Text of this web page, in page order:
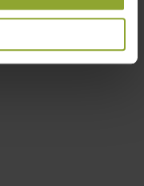
DERES
VARE
2027 IGEN